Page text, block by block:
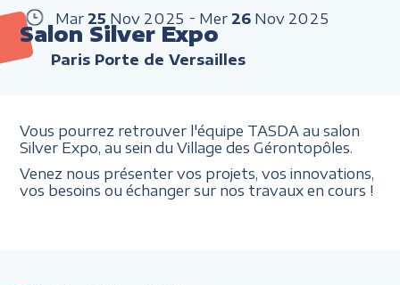
Mar 25 Nov 2025 Mer 26 Nov 2025
Salon Silver Expo
Paris Porte de Versailles
Vous pourrez retrouver l'équipe TASDA au salon
Silver Expo, au sein du Village des Gérontopôles.
Venez nous présenter vos projets, vos innovations,
vos besoins ou échanger sur nos travaux en cours !